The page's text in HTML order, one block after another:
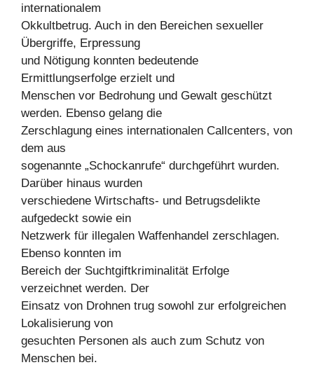
internationalem
Okkultbetrug. Auch in den Bereichen sexueller
Übergriffe, Erpressung
und Nötigung konnten bedeutende
Ermittlungserfolge erzielt und
Menschen vor Bedrohung und Gewalt geschützt
werden. Ebenso gelang die
Zerschlagung eines internationalen Callcenters, von
dem aus
sogenannte „Schockanrufe“ durchgeführt wurden.
Darüber hinaus wurden
verschiedene Wirtschafts- und Betrugsdelikte
aufgedeckt sowie ein
Netzwerk für illegalen Waffenhandel zerschlagen.
Ebenso konnten im
Bereich der Suchtgiftkriminalität Erfolge
verzeichnet werden. Der
Einsatz von Drohnen trug sowohl zur erfolgreichen
Lokalisierung von
gesuchten Personen als auch zum Schutz von
Menschen bei.